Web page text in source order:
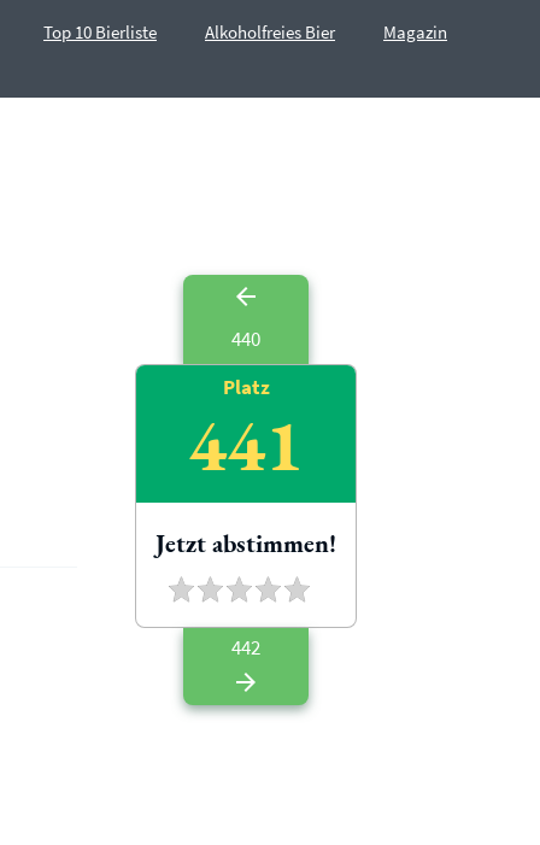
Top 10 Bierliste Alkoholfreies Bier Magazin
440
Platz
441
Jetzt abstimmen!
442